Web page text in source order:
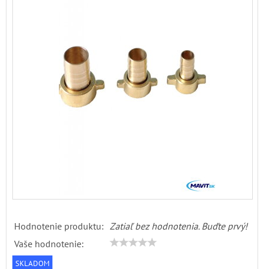
Hodnotenie produktu: Zatiaľ bez hodnotenia. Buďte prvý!
Vaše hodnotenie:
SKLADOM